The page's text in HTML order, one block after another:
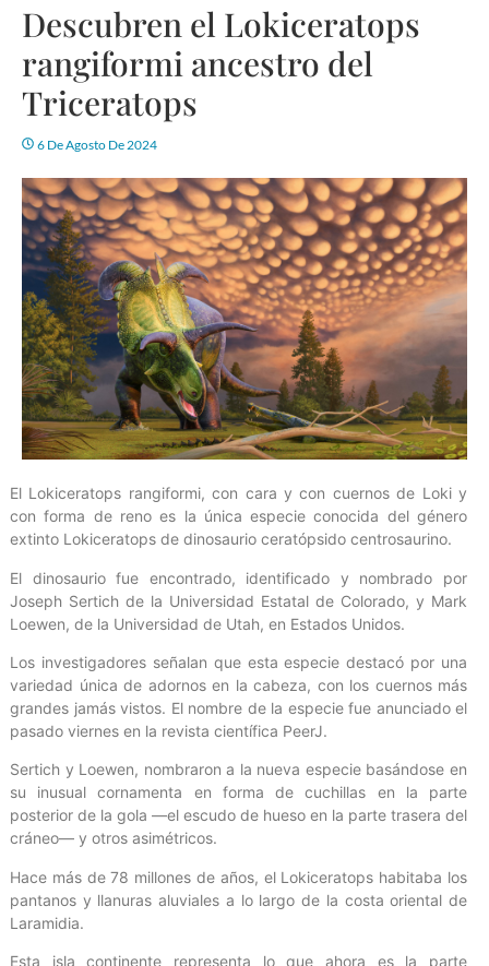
Descubren el Lokiceratops
rangiformi ancestro del
Triceratops
6 De Agosto De 2024
El Lokiceratops rangiformi, con cara y con cuernos de Loki y
con forma de reno es la única especie conocida del género
extinto Lokiceratops de dinosaurio ceratópsido centrosaurino.
El dinosaurio fue encontrado, identificado y nombrado por
Joseph Sertich de la Universidad Estatal de Colorado, y Mark
Loewen, de la Universidad de Utah, en Estados Unidos.
Los investigadores señalan que esta especie destacó por una
variedad única de adornos en la cabeza, con los cuernos más
grandes jamás vistos. El nombre de la especie fue anunciado el
pasado viernes en la revista científica PeerJ.
Sertich y Loewen, nombraron a la nueva especie basándose en
su inusual cornamenta en forma de cuchillas en la parte
posterior de la gola —el escudo de hueso en la parte trasera del
cráneo— y otros asimétricos.
Hace más de 78 millones de años, el Lokiceratops habitaba los
pantanos y llanuras aluviales a lo largo de la costa oriental de
Laramidia.
Esta isla continente representa lo que ahora es la parte